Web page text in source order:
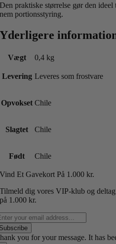
Den praktiske størrelse gør den
nem portionsstyring.
Yderligere
Vægt 0,4 kg
Levering Leveres som frostvare
Opvokset Chile
Slagtet Chile
Født Chile
Vind Et Gavekort På 1.000 kr.
Tilmeld dig vores VIP-klub og
på 1.000 kr.
you for your message. It has